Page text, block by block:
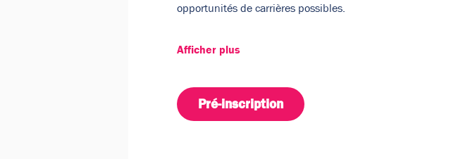
opportunités de carrières possibles.
Afficher plus
Pré-inscription